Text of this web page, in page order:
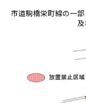
市道駒橋栄町線の一